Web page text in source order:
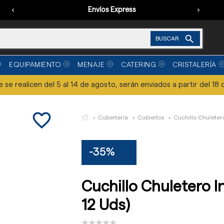
Envíos Express
‹ ›
BUSCAR 
EQUIPAMIENTO MENAJE CATERING CRISTALERÍA
se realicen del 5 al 14 de agosto, serán enviados a partir del
favorite_border Cubertería Cubiertos Cuchillo
-35%
Cuchillo Chuletero
12 Uds)